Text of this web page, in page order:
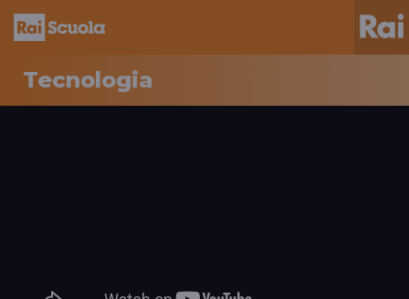
Tecnologia